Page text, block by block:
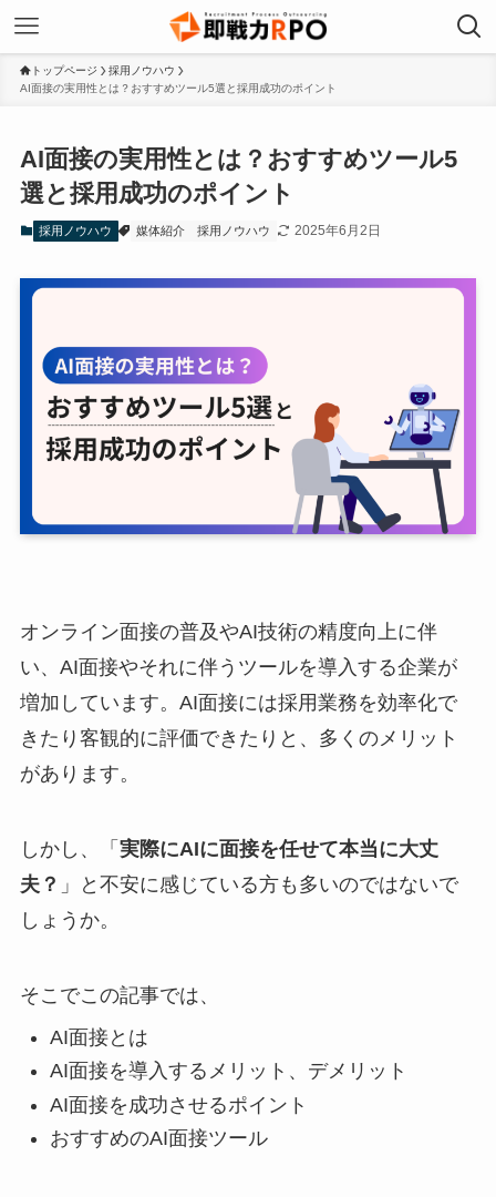
トップページ
採用ノウハウ
AI面接の実用性とは？おすすめツール5選と採用成功のポイント
AI面接の実用性とは？おすすめツール5
選と採用成功のポイント
採用ノウハウ 媒体紹介 採用ノウハウ 2025年6月2日
オンライン面接の普及やAI技術の精度向上に伴
い、AI面接やそれに伴うツールを導入する企業が
増加しています。AI面接には採用業務を効率化で
きたり客観的に評価できたりと、多くのメリット
があります。
しかし、「 実際にAIに面接を任せて本当に大丈
夫？ 」と不安に感じている方も多いのではないで
しょうか。
そこでこの記事では、
AI面接とは
AI面接を導入するメリット、デメリット
AI面接を成功させるポイント
おすすめのAI面接ツール